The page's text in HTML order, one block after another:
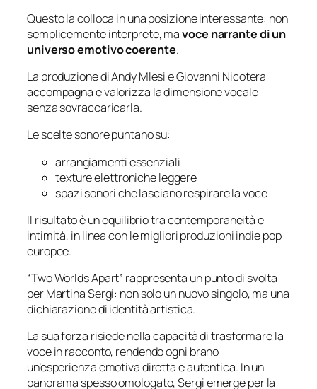
Questo la colloca in una posizione interessante: non
semplicemente interprete, mavoce narrante di un
universo emotivo coerente.
La produzione di Andy Mlesi e Giovanni Nicotera
accompagna e valorizza la dimensione vocale
senza sovraccaricarla.
Le scelte sonore puntano su:
arrangiamenti essenziali
texture elettroniche leggere
spazi sonori che lasciano respirare la voce
Il risultato è un equilibrio tra contemporaneità e
intimità, in linea con le migliori produzioni indie pop
europee.
“Two Worlds Apart” rappresenta un punto di svolta
per Martina Sergi: non solo un nuovo singolo, ma una
dichiarazione di identità artistica.
La sua forza risiede nella capacità di trasformare la
voce in racconto, rendendo ogni brano
un’esperienza emotiva diretta e autentica. In un
panorama spesso omologato, Sergi emerge per la